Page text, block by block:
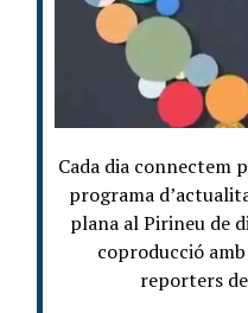
Cada dia connectem
programa
plana al Pirineu de
coproducció
reporters